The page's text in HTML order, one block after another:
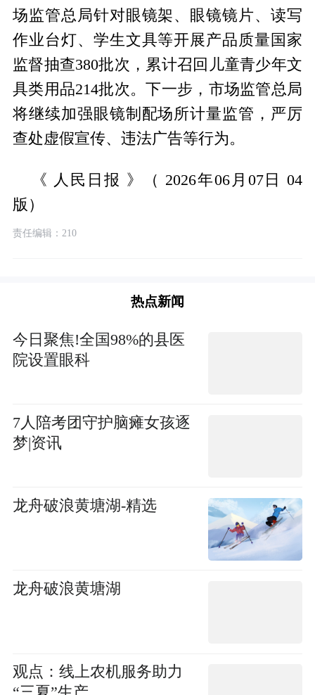
场监管总局针对眼镜架、眼镜镜片、读写
作业台灯、学生文具等开展产品质量国家
监督抽查380批次，累计召回儿童青少年文
具类用品214批次。下一步，市场监管总局
将继续加强眼镜制配场所计量监管，严厉
查处虚假宣传、违法广告等行为。
《 人民日报 》（ 2026年06月07日 04
版）
责任编辑：210
热点新闻
今日聚焦!全国98%的县医
院设置眼科
7人陪考团守护脑瘫女孩逐
梦|资讯
龙舟破浪黄塘湖-精选
龙舟破浪黄塘湖
观点：线上农机服务助力